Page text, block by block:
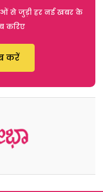
से जुड़ी हर नई खबर के
करिए
करें